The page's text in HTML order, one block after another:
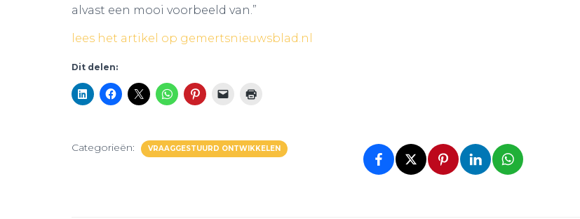
alvast een mooi voorbeeld van.”
lees het artikel op gemertsnieuwsblad.nl
Dit delen:
Categorieën: VRAAGGESTUURD ONTWIKKELEN